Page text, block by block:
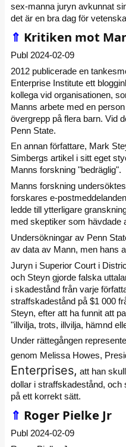
sex-manna juryn avkunnat
det är en bra dag för
⇑ Kritiken mot
Publ 2024-02-09
2012 publicerade en
Enterprise Institute ett
kollega vid organisationen,
Manns arbete med en
övergrepp på flera barn. Vid
Penn State.
En annan författare, Mark
Simbergs artikel i sitt eget
Manns forskning "bedräglig".
Manns forskning
forskares e-
ledde till ytterligare
med skeptiker som hävdade
Undersökningar av Penn
av data av Mann, men hans
Juryn i Superior Court i
och Steyn gjorde falska
i skadestånd från varje
straffskadestånd på $1 000
Steyn, efter att ha funnit att
"illvilja, trots, illvilja, hämnd
Under rättegången
genom Melissa Howes,
Enterprises, att han
dollar i straffskadestånd,
på ett korrekt sätt.
⇑ Roger Pielke Jr
Publ 2024-02-09